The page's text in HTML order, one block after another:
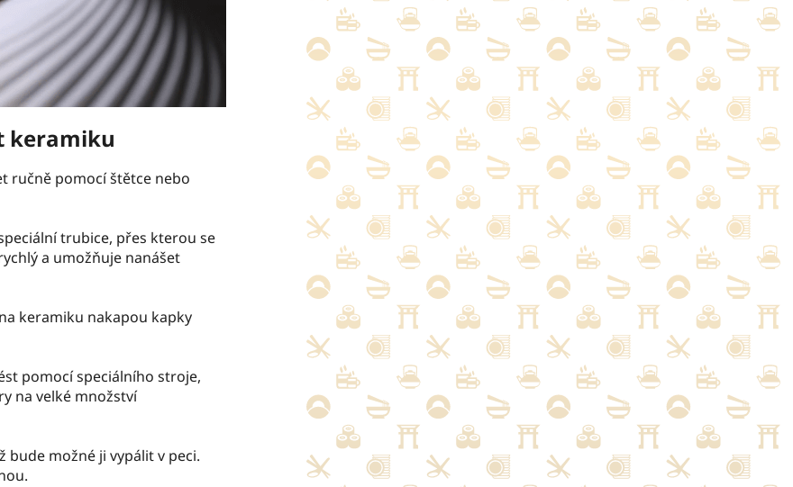
keramiku
ručně pomocí štětce nebo
trubice, přes kterou se
a umožňuje nanášet
keramiku nakapou kapky
pomocí speciálního stroje,
na velké množství
bude možné ji vypálit v peci.